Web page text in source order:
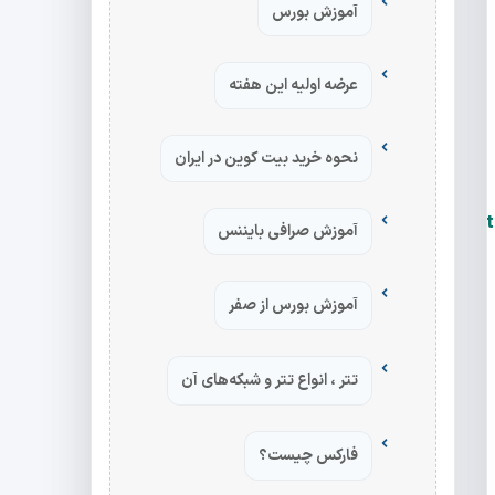
آموزش بورس
عرضه اولیه این هفته
نحوه خرید بیت کوین در ایران
آموزش صرافی بایننس
آموزش بورس از صفر
تتر ، انواع تتر و شبکه‌های آن
فارکس چیست؟